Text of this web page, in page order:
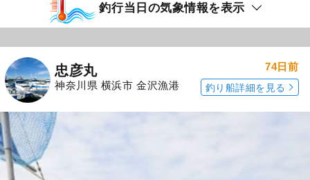
釣行当日の気象情報を表示
忠彦丸
神奈川県 横浜市 金沢漁港
74日前
釣り船詳細を見る